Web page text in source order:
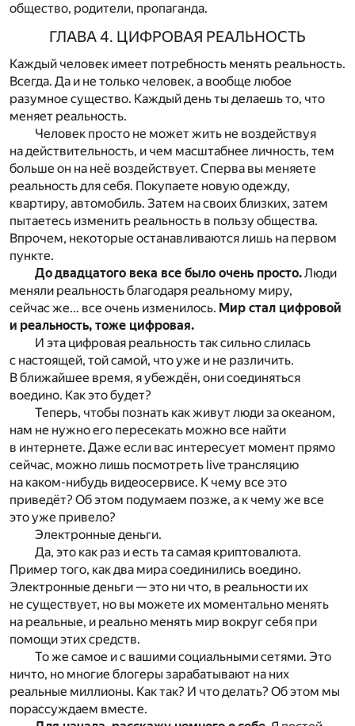
общество, родители, пропаганда.
ГЛАВА 4. ЦИФРОВАЯ РЕАЛЬНОСТЬ
Каждый человек имеет потребность менять реальность.
Всегда. Да и не только человек, а вообще любое
разумное существо. Каждый день ты делаешь то, что
меняет реальность.
Человек просто не может жить не воздействуя
на действительность, и чем масштабнее личность, тем
больше он на неё воздействует. Сперва вы меняете
реальность для себя. Покупаете новую одежду,
квартиру, автомобиль. Затем на своих близких, затем
пытаетесь изменить реальность в пользу общества.
Впрочем, некоторые останавливаются лишь на первом
пункте.
До двадцатого века все было очень просто.Люди
меняли реальность благодаря реальному миру,
сейчас же… все очень изменилось. Мир стал цифровой
и реальность, тоже цифровая.
И эта цифровая реальность так сильно слилась
с настоящей, той самой, что уже и не различить.
В ближайшее время, я убеждён, они соединяться
воедино. Как это будет?
Теперь, чтобы познать как живут люди за океаном,
нам не нужно его пересекать можно все найти
в интернете. Даже если вас интересует момент прямо
сейчас, можно лишь посмотреть live трансляцию
на каком-нибудь видеосервисе. К чему все это
приведёт? Об этом подумаем позже, а к чему же все
это уже привело?
Электронные деньги.
Да, это как раз и есть та самая криптовалюта.
Пример того, как два мира соединились воедино.
Электронные деньги — это ни что, в реальности их
не существует, но вы можете их моментально менять
на реальные, и реально менять мир вокруг себя при
помощи этих средств.
То же самое и с вашими социальными сетями. Это
ничто, но многие блогеры зарабатывают на них
реальные миллионы. Как так? И что делать? Об этом мы
порассуждаем вместе.